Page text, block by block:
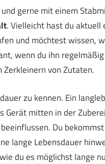
gerne mit einem
. Vielleicht hast du aktuell
und möchtest wissen,
wenn du ihn
von Zutaten.
zu kennen. Ein
Gerät mitten in der
Du
lange Lebensdauer
du es möglichst lange